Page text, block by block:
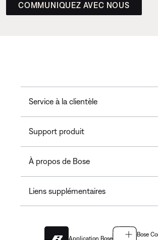
COMMUNIQUEZ AVEC NOUS
Service à la clientèle
Support produit
À propos de Bose
Liens supplémentaires
Bose